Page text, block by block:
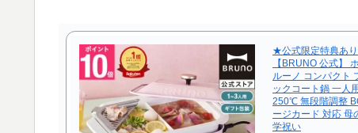
★公式限定特典あ
【BRUNO 公式】
ルーノ コンパクト
ックコート鍋 一人
250℃ 無段階調整
ージカード 対応 母
学祝い